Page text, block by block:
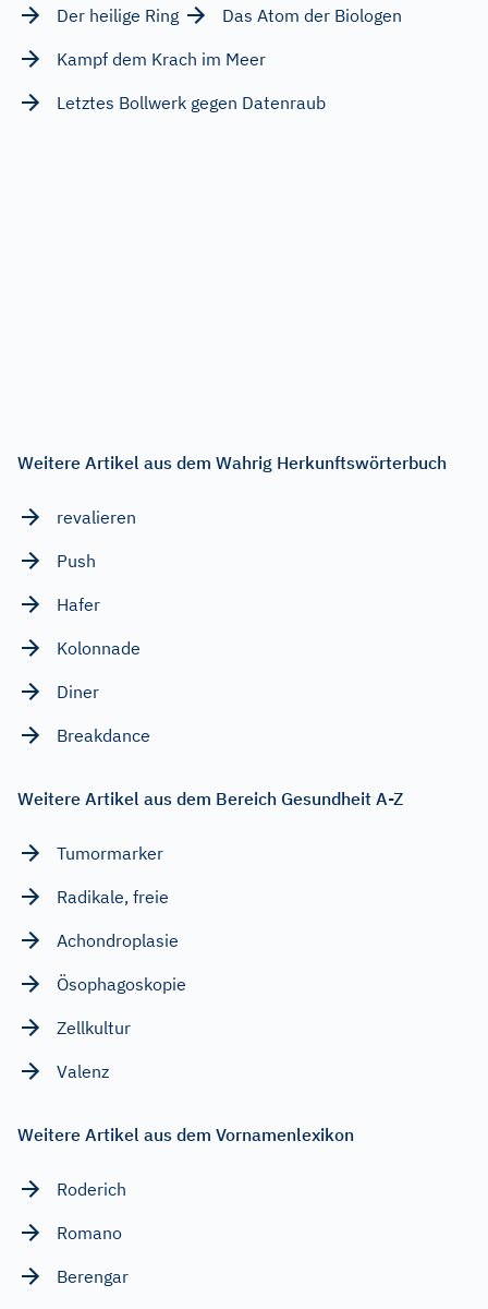
Der heilige Ring
Das Atom der Biologen
Kampf dem Krach im Meer
Letztes Bollwerk gegen Datenraub
Weitere Artikel aus dem Wahrig Herkunftswörterbuch
revalieren
Push
Hafer
Kolonnade
Diner
Breakdance
Weitere Artikel aus dem Bereich Gesundheit A-Z
Tumormarker
Radikale, freie
Achondroplasie
Ösophagoskopie
Zellkultur
Valenz
Weitere Artikel aus dem Vornamenlexikon
Roderich
Romano
Berengar